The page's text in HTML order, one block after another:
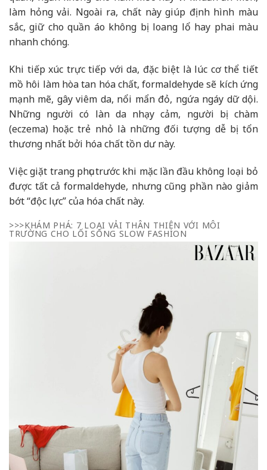
làm hỏng vải. Ngoài ra, chất này giúp định hình màu
sắc, giữ cho quần áo không bị loang lổ hay phai màu
nhanh chóng.
Khi tiếp xúc trực tiếp với da, đặc biệt là lúc cơ thể tiết
mồ hôi làm hòa tan hóa chất, formaldehyde sẽ kích ứng
mạnh mẽ, gây viêm da, nổi mẩn đỏ, ngứa ngáy dữ dội.
Những người có làn da nhạy cảm, người bị chàm
(eczema) hoặc trẻ nhỏ là những đối tượng dễ bị tổn
thương nhất bởi hóa chất tồn dư này.
Việc giặt trang phục trước khi mặc lần đầu không loại bỏ
được tất cả formaldehyde, nhưng cũng phần nào giảm
bớt “độc lực” của hóa chất này.
>>>KHÁM PHÁ: 7 LOẠI VẢI THÂN THIỆN VỚI MÔI
TRƯỜNG CHO LỐI SỐNG SLOW FASHION